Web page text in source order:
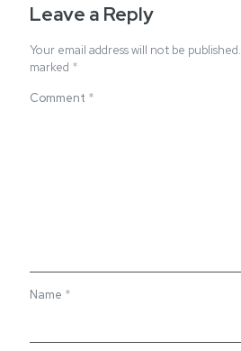
Leave a Reply
Your email address will not be published.
marked *
Comment *
Name *